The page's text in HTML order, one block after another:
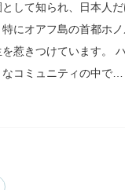
して知られ、日本人
にオアフ島の首都ホ
惹きつけています。
コミュニティの中で…